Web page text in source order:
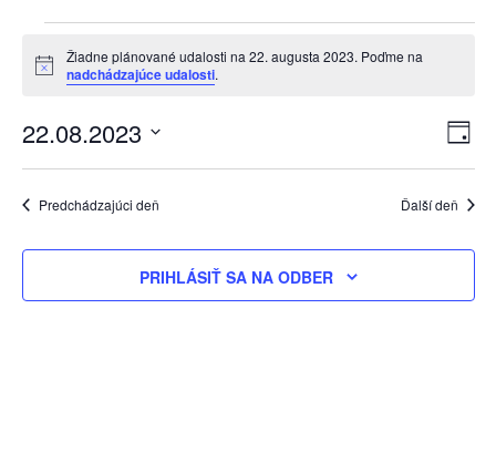
Notice
Žiadne plánované udalosti na 22. augusta 2023. Poďme na
nadchádzajúce udalosti.
DEŇ
22.08.2023
Vyberte
Predchádzajúci deň Ďalší deň
PRIHLÁSIŤ SA NA ODBER